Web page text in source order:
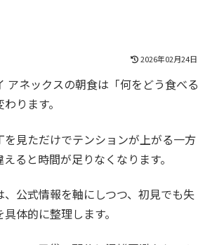
2026年02月24日
アネックスの朝食は「何をどう食べる
ります。
を見ただけでテンションが上がる一方
ると時間が足りなくなります。
、公式情報を軸にしつつ、初見でも失
体的に整理します。